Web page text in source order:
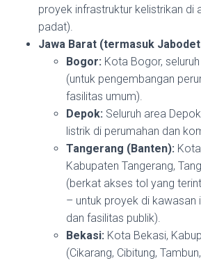
proyek infrastruktur kelistrikan di
padat).
Jawa Barat (termasuk
Bogor: Kota Bogor,
(untuk pengembangan
fasilitas umum).
Depok: Seluruh area
listrik di perumahan dan
Tangerang (Banten):
Kabupaten Tangerang,
(berkat akses tol yang
– untuk proyek di kawasan
dan fasilitas publik).
Bekasi: Kota Bekasi,
(Cikarang, Cibitung,